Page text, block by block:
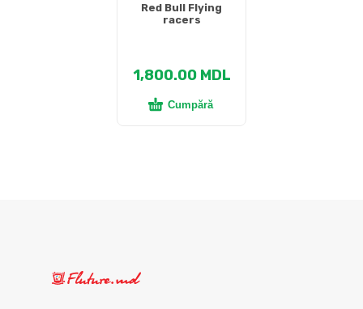
Red Bull Flying
racers
1,800.00 MDL
Cumpără